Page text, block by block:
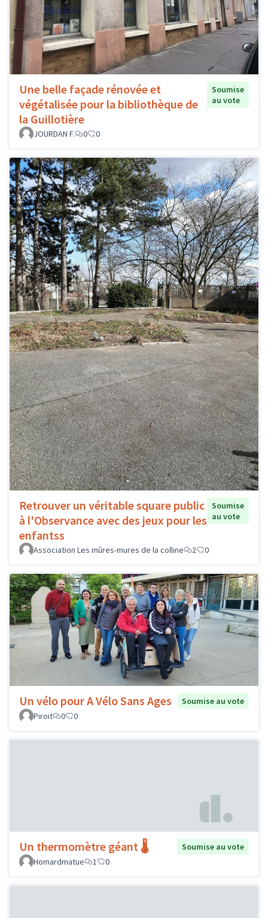
Une belle façade rénovée et
végétalisée pour la bibliothèque de
la Guillotière
Soumise
au vote
JOURDAN F. 0 0
Retrouver un véritable square public
à l'Observance avec des jeux pour les
enfantss
Soumise
au vote
Association Les mûres-mures de la colline 2 0
Un vélo pour A Vélo Sans Ages
Soumise au vote
Piroit
0 0
Un thermomètre géant 🌡️
Soumise au vote
Homardmatue
1 0